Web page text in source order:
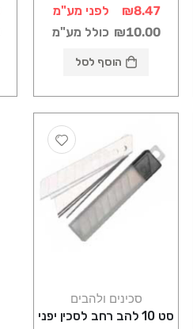
₪8.47
לפני מע"מ
₪10.00 כולל מע"מ
הוסף לסל
סכינים ולהבים
סט 10 להב רחב לסכין יפני